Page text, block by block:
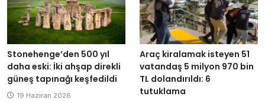
Stonehenge’den 500 yıl
daha eski: İki ahşap direkli
güneş tapınağı keşfedildi
19 Haziran 2026
Araç kiralamak isteyen 51
vatandaş 5 milyon 970 bin
TL dolandırıldı: 6
tutuklama